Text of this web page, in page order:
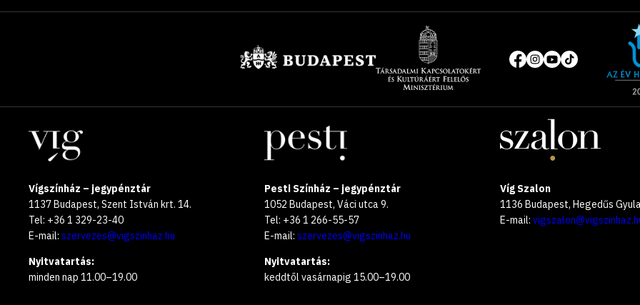
Közösségi
média
the
Helyszínek
Vígszínház – jegypénztár
1137 Budapest, Szent István krt. 14.
Tel: +36 1 329-23-40
E-mail: szervezes@vigszinhaz.hu
Nyitvatartás:
minden nap 11.00–19.00
Pesti Színház – jegypénztár
1052 Budapest, Váci utca 9.
Tel: +36 1 266-55-57
E-mail: szervezes@vigszinhaz.hu
Nyitvatartás:
keddtől vasárnapig 15.00–19.00
Víg Szalon
1136 Budapest, Hegedűs
E-mail: